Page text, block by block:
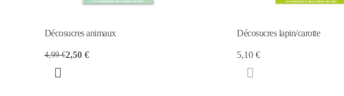
Décosucres animaux
4,99 €2,50 €
Décosucres lapin/carotte
5,10 €